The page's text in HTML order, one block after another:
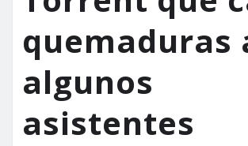
quemaduras
algunos
asistentes